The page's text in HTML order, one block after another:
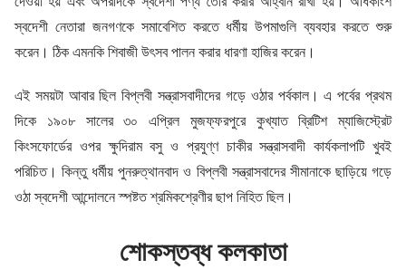
স্বদেশী নেতারা জনগণকে সমাবেশিত করতে ধর্মীয় উপমাগুলি ব্যবহার করতে শুরু
করেন। ঠিক এমনকি শিবাজী উৎসব পালন করার ধারণা হাজির করেন।
এই সময়টা আবার ছিল বিপ্লবী সন্ত্রাসবাদীদের গড়ে ওঠার পর্বকাল। এ পর্বের প্রথম
দিকে ১৯০৮ সালের ৩০ এপ্রিল মুজফ্ফরপুরে কুখ্যাত ব্রিটিশ ম্যাজিস্ট্রেট
কিংসফোর্ডের ওপর ক্ষুদিরাম বসু ও প্রযুণ্ণ চাকীর সন্ত্রাসবাদী কার্যকলাপটি খুবই
পরিচিত। কিন্তু ধর্মীয় পুনরুত্থানবাদ ও বিপ্লবী সন্ত্রাসবাদের সীমানাকে ছাড়িয়ে গড়ে
ওঠা স্বদেশী আন্দোলনে স্পষ্টত শ্রমিকশ্রেণীর ছাপ নিহিত ছিল।
শোকস্তব্ধ কলকাতা